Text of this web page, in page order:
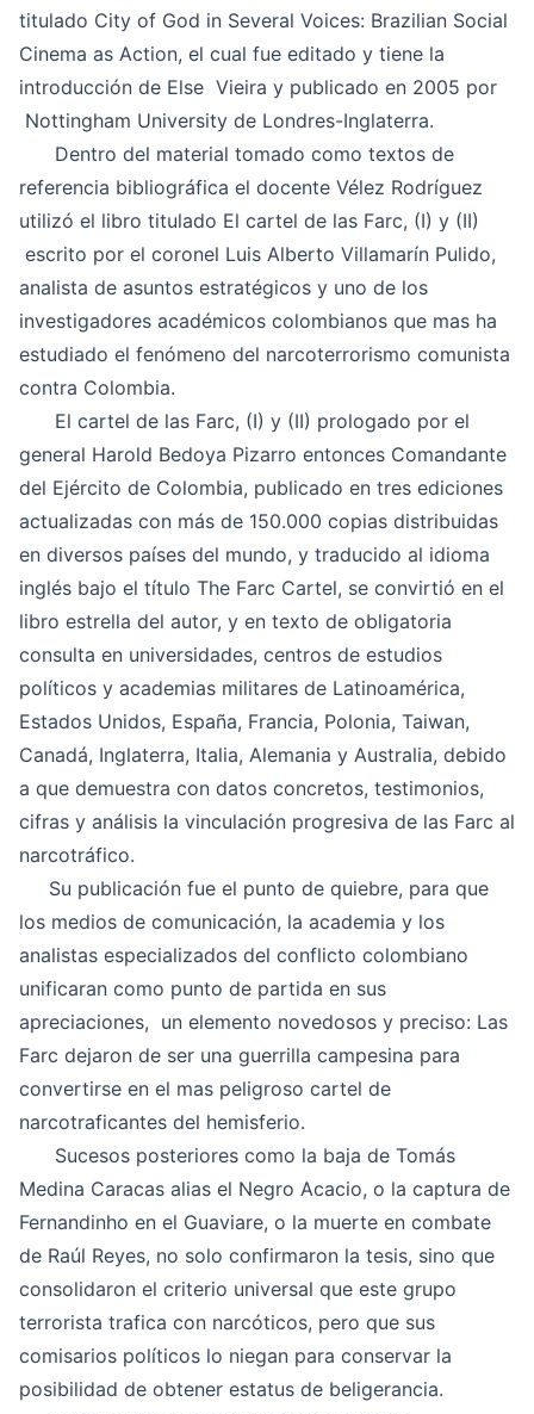
titulado City of God in Several Voices: Brazilian Social
Cinema as Action, el cual fue editado y tiene la
introducción de Else Vieira y publicado en 2005 por
Nottingham University de Londres-Inglaterra.
Dentro del material tomado como textos de
referencia bibliográfica el docente Vélez Rodríguez
utilizó el libro titulado El cartel de las Farc, (I) y (II)
escrito por el coronel Luis Alberto Villamarín Pulido,
analista de asuntos estratégicos y uno de los
investigadores académicos colombianos que mas ha
estudiado el fenómeno del narcoterrorismo comunista
contra Colombia.
El cartel de las Farc, (I) y (II) prologado por el
general Harold Bedoya Pizarro entonces Comandante
del Ejército de Colombia, publicado en tres ediciones
actualizadas con más de 150.000 copias distribuidas
en diversos países del mundo, y traducido al idioma
inglés bajo el título The Farc Cartel, se convirtió en el
libro estrella del autor, y en texto de obligatoria
consulta en universidades, centros de estudios
políticos y academias militares de Latinoamérica,
Estados Unidos, España, Francia, Polonia, Taiwan,
Canadá, Inglaterra, Italia, Alemania y Australia, debido
a que demuestra con datos concretos, testimonios,
cifras y análisis la vinculación progresiva de las Farc al
narcotráfico.
Su publicación fue el punto de quiebre, para que
los medios de comunicación, la academia y los
analistas especializados del conflicto colombiano
unificaran como punto de partida en sus
apreciaciones, un elemento novedosos y preciso: Las
Farc dejaron de ser una guerrilla campesina para
convertirse en el mas peligroso cartel de
narcotraficantes del hemisferio.
Sucesos posteriores como la baja de Tomás
Medina Caracas alias el Negro Acacio, o la captura de
Fernandinho en el Guaviare, o la muerte en combate
de Raúl Reyes, no solo confirmaron la tesis, sino que
consolidaron el criterio universal que este grupo
terrorista trafica con narcóticos, pero que sus
comisarios políticos lo niegan para conservar la
posibilidad de obtener estatus de beligerancia.